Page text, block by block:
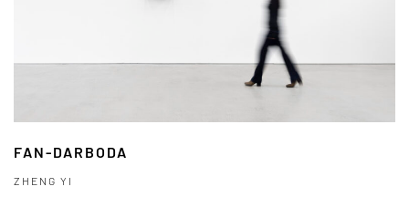
FAN-DARBODA
ZHENG YI